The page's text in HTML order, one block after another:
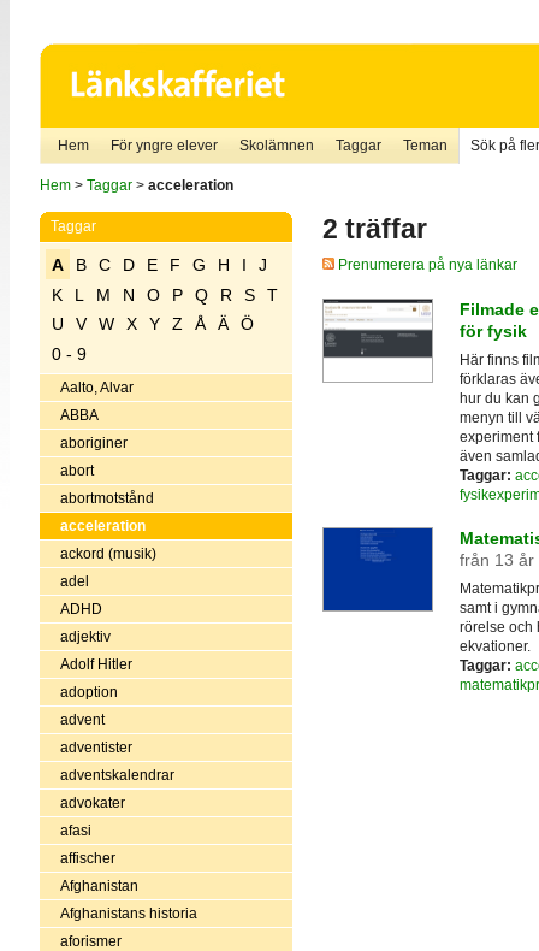
Hem För yngre elever Skolämnen Taggar Teman Sök på
Hem> Taggar> acceleration
Taggar
A B C D E F G H I
J
K
L M N O P Q R S
T
U
V W X Y Z Å Ä
Ö
0 - 9
Aalto, Alvar
ABBA
aboriginer
abort
abortmotstånd
acceleration
ackord (musik)
adel
ADHD
adjektiv
Adolf Hitler
adoption
advent
adventister
adventskalendrar
advokater
afasi
affischer
Afghanistan
Afghanistans historia
aforismer
2 träffar
Prenumerera på nya länkar
Filmade
för fysik
Här finns
förklaras
hur du kan
menyn till
experiment
även
Taggar:
från 13 år
samt i
rörelse och
ekvationer.
Taggar: